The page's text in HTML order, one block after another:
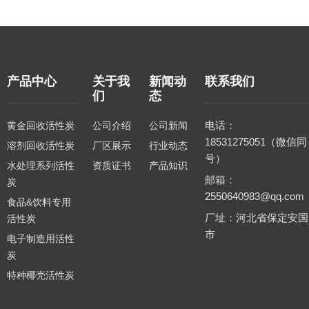
产品中心
黄金回收活性炭
溶剂回收活性炭
水处理系列活性
炭
食品&饮料专用
活性炭
电子制造用活性
炭
特种椰壳活性炭
关于我
们
公司介绍
厂区展示
资质证书
新闻动
态
公司新闻
行业动态
产品知识
联系我们
电话：
18531275051（微信同
号）
邮箱：
2550640983@qq.com
厂址：河北省保定安国
市